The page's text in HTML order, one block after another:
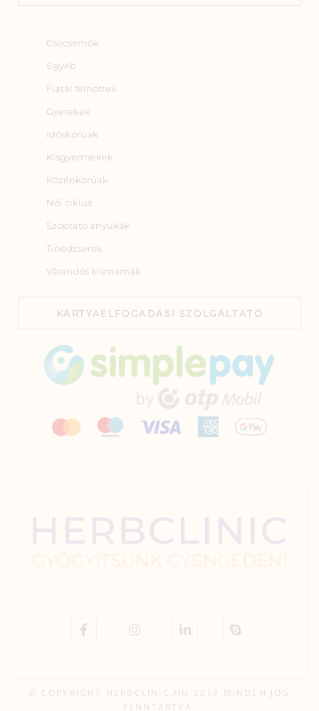
Csecsemők
Egyéb
Fiatal felnőttek
Gyerekek
Időskorúak
Kisgyermekek
Középkorúak
Női ciklus
Szoptató anyukák
Tinédzserek
Várandós kismamák
KÁRTYAELFOGADÁSI SZOLGÁLTATÓ
© COPYRIGHT HERBCLINIC.HU 2019 MINDEN JOG
FENNTARTVA.